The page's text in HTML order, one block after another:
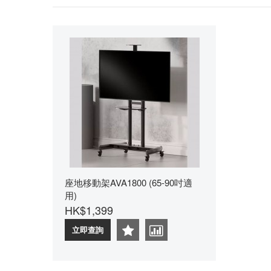
座地移動架AVA1800 (65-90吋適
用)
HK$1,399
立即查詢